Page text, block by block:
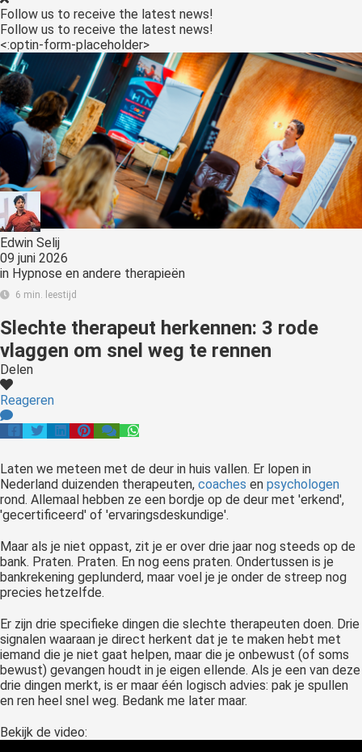
Follow us to receive the latest news!
Follow us to receive the latest news!
<:optin-form-placeholder>
Edwin Selij
09 juni 2026
in Hypnose en andere therapieën
6 min. leestijd
Slechte therapeut herkennen: 3 rode
vlaggen om snel weg te rennen
Delen
Reageren
Laten we meteen met de deur in huis vallen. Er lopen in
Nederland duizenden therapeuten, coaches en psychologen
rond. Allemaal hebben ze een bordje op de deur met 'erkend',
'gecertificeerd' of 'ervaringsdeskundige'.
Maar als je niet oppast, zit je er over drie jaar nog steeds op de
bank. Praten. Praten. En nog eens praten. Ondertussen is je
bankrekening geplunderd, maar voel je je onder de streep nog
precies hetzelfde.
Er zijn drie specifieke dingen die slechte therapeuten doen. Drie
signalen waaraan je direct herkent dat je te maken hebt met
iemand die je niet gaat helpen, maar die je onbewust (of soms
bewust) gevangen houdt in je eigen ellende. Als je een van deze
drie dingen merkt, is er maar één logisch advies: pak je spullen
en ren heel snel weg. Bedank me later maar.
Bekijk de video: